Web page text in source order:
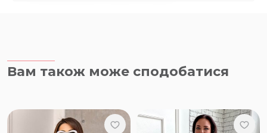
Вам також може сподобатися